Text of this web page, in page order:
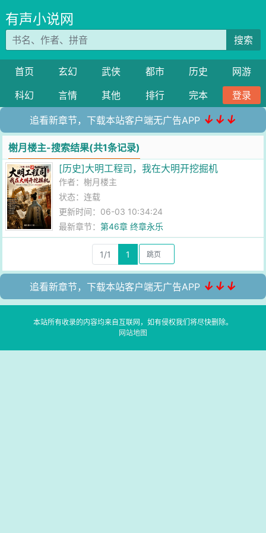
有声小说网
搜索
首页 玄幻 武侠 都市 历史
网游
科幻
言情 其他 排行 完本 登录
追看新章节，下载本站客户端无广告APP ↓↓↓
榭月楼主-搜索结果(共1条记录)
[历史]大明工程司，我在大明开挖掘机
作者：榭月楼主
状态：连载
更新时间：06-03 10:34:24
最新章节：第46章 终章永乐
1/1 1
追看新章节，下载本站客户端无广告APP ↓↓↓
本站所有收录的内容均来自互联网，如有侵权我们将尽快删除。
网站地图